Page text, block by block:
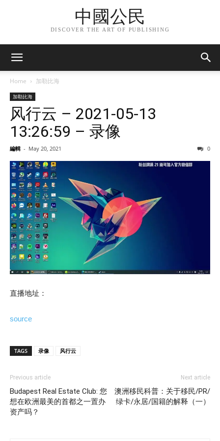
中國公民
DISCOVER THE ART OF PUBLISHING
Home 加勒比海
加勒比海
风行云 – 2021-05-13
13:26:59 – 录像
編輯 - May 20, 2021 0
直播地址：
source
TAGS 录像 风行云
Previous article
Budapest Real Estate Club: 您
想在欧洲最美的首都之一置办
资产吗？
Next article
澳洲移民科普：关于移民/PR/
绿卡/永居/国籍的解释（一）